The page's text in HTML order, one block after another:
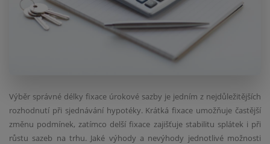
Výběr správné délky fixace úrokové sazby je jedním z nejdůležitějších
rozhodnutí při sjednávání hypotéky. Krátká fixace umožňuje častější
změnu podmínek, zatímco delší fixace zajišťuje stabilitu splátek i při
růstu sazeb na trhu. Jaké výhody a nevýhody jednotlivé možnosti